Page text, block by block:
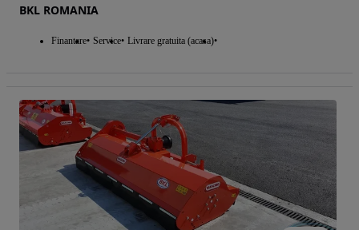
BKL ROMANIA
Finantare Service Livrare gratuita (acasa)